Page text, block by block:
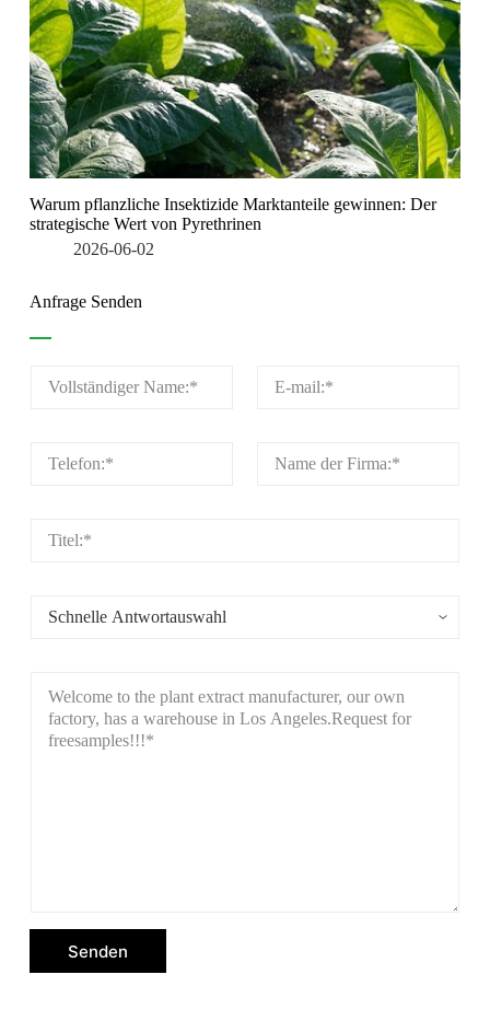
Warum pflanzliche Insektizide Marktanteile gewinnen: Der
strategische Wert von Pyrethrinen
2026-06-02
Anfrage Senden
Senden